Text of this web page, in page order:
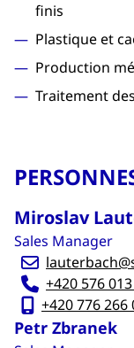
finis
Plastique et
Production
Traitement
Miroslav
Sales Manager
+420 576
+420 776 266
Petr Zbranek